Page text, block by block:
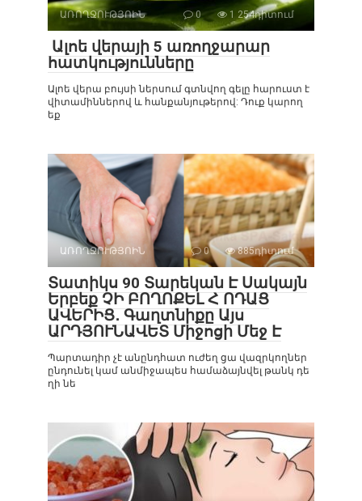
ԱՌՈՂՋՈՒԹՅՈԻՆ 0 1 254դիտում
Ալոե վերայի 5 առողջարար
հատկությունները
Ալոե վերա բույսի ներսում գտնվող գելը հարուստ է
վիտամիններով և հանքանյութերով: Դուք կարող
եք
ԱՌՈՂՋՈՒԹՅՈԻՆ 0 885դիտում
Տատիկս 90 Տարեկան Է Սակայն
Երբեք ՉԻ ԲՈՂՈՔԵԼ Հ ՈԴԱՑ
ԱՎԵՐԻՑ․ Գաղտնիքը Այս
ԱՐԴՅՈՒՆԱՎԵՏ Միջոցի Մեջ Է
Պարտադիր չէ անընդհատ ուժեղ ցա վազրկողներ
ընդունել կամ անմիջապես համաձայնվել թանկ դե
ղի նե